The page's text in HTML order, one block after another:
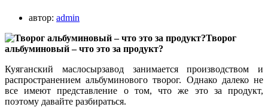
автор: admin
Творог
альбуминовый – что это за продукт?
Куяганский маслосырзавод занимается производством и
распространением альбуминового творог. Однако далеко не
все имеют представление о том, что же это за продукт,
поэтому давайте разбираться.